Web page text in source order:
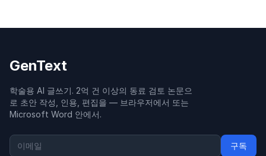
GenText
학술용 AI 글쓰기. 2억 건 이상의 동료 검토 논문으
로 초안 작성, 인용, 편집을 — 브라우저에서 또는
Microsoft Word 안에서.
구독